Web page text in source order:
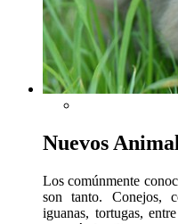
Nuevos
Los comúnmente
son tanto. Conejos,
iguanas, tortugas,